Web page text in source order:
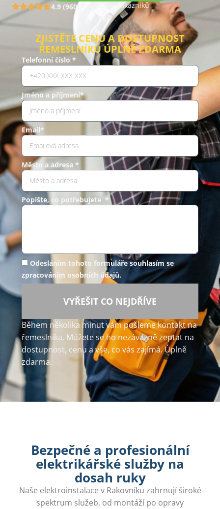
4.9 (960) Hodnocení zákazníků
ZJISTĚTE CENU A DOSTUPNOST
ŘEMESLNÍKŮ ÚPLNĚ ZDARMA
Telefonní číslo *
Jméno a příjmení*
Email*
Město a adresa *
Popište, co potřebujete *
Odesláním tohoto formuláře souhlasím se
zpracováním osobních údajů.
VYŘEŠIT CO NEJDŘÍVE
Během několika minut vám pošleme kontakt na
řemeslníka. Můžete se ho nezávazně zeptat na
dostupnost, cenu a vše, co vás zajímá. Úplně
zdarma.
Bezpečné a profesionální
elektrikářské služby na
dosah ruky
Naše elektroinstalace v Rakovníku zahrnují široké
spektrum služeb, od montáží po opravy